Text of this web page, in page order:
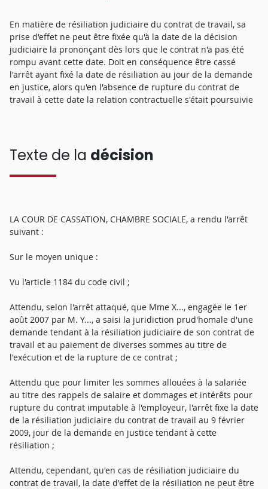
En matière de résiliation judiciaire du contrat de travail, sa
prise d'effet ne peut être fixée qu'à la date de la décision
judiciaire la prononçant dès lors que le contrat n'a pas été
rompu avant cette date. Doit en conséquence être cassé
l'arrêt ayant fixé la date de résiliation au jour de la demande
en justice, alors qu'en l'absence de rupture du contrat de
travail à cette date la relation contractuelle s'était poursuivie
Texte de la décision
LA COUR DE CASSATION, CHAMBRE SOCIALE, a rendu l'arrêt
suivant :
Sur le moyen unique :
Vu l'article 1184 du code civil ;
Attendu, selon l'arrêt attaqué, que Mme X..., engagée le 1er
août 2007 par M. Y..., a saisi la juridiction prud'homale d'une
demande tendant à la résiliation judiciaire de son contrat de
travail et au paiement de diverses sommes au titre de
l'exécution et de la rupture de ce contrat ;
Attendu que pour limiter les sommes allouées à la salariée
au titre des rappels de salaire et dommages et intérêts pour
rupture du contrat imputable à l'employeur, l'arrêt fixe la date
de la résiliation judiciaire du contrat de travail au 9 février
2009, jour de la demande en justice tendant à cette
résiliation ;
Attendu, cependant, qu'en cas de résiliation judiciaire du
contrat de travail, la date d'effet de la résiliation ne peut être